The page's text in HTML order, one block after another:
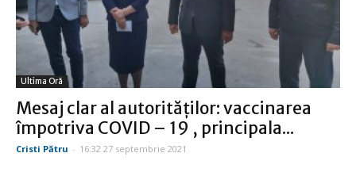
Ultima Oră
Mesaj clar al autorităţilor: vaccinarea
împotriva COVID – 19 , principala...
Cristi Pătru - 16:32 27 septembrie 2021